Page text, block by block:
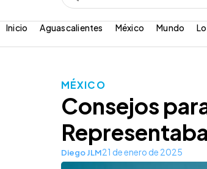
Inicio Aguascalientes México Mundo
MÉXICO
Consejos
Diego JLM21 de enero de 2025